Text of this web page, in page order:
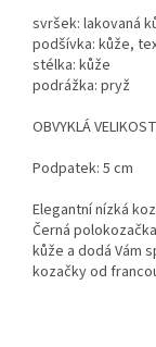
svršek: lakovaná
podšívka: kůže,
stélka: kůže
podrážka: pryž
OBVYKLÁ VELIKOST
Podpatek: 5 cm
Elegantní nízká
Černá
kůže a dodá Vám
kozačky od